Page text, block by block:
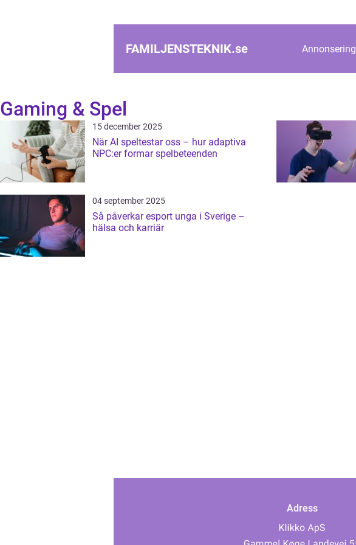
FAMILJENSTEKNIK.se Annonsering
Gaming & Spel
15 december 2025
När AI speltestar oss – hur adaptiva
NPC:er formar spelbeteenden
04 september 2025
Så påverkar esport unga i Sverige –
hälsa och karriär
Adress